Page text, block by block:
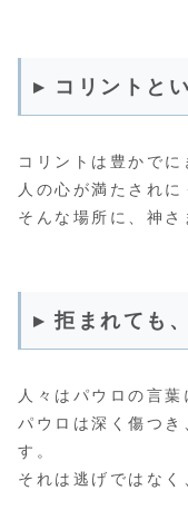
▸ コリントと
コリントは豊かでに
人の心が満たされに
そんな場所に、神さ
▸ 拒まれても
人々はパウロの言葉
パウロは深く傷つき
す。
それは逃げではなく